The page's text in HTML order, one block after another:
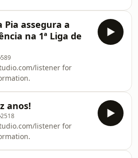
Pia assegura a
na 1ª Liga de
589
listener for
anos!
2518
listener for